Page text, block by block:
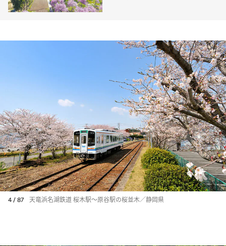
4 / 87 天竜浜名湖鉄道 桜木駅～原谷駅の桜並木／静岡県